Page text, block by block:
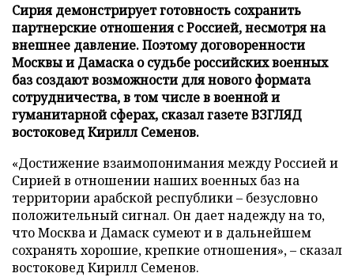
Сирия демонстрирует готовность сохранить
партнерские отношения с Россией, несмотря на
внешнее давление. Поэтому договоренности
Москвы и Дамаска о судьбе российских военных
баз создают возможности для нового формата
сотрудничества, в том числе в военной и
гуманитарной сферах, сказал газете ВЗГЛЯД
востоковед Кирилл Семенов.
«Достижение взаимопонимания между Россией и
Сирией в отношении наших военных баз на
территории арабской республики – безусловно
положительный сигнал. Он дает надежду на то,
что Москва и Дамаск сумеют и в дальнейшем
сохранять хорошие, крепкие отношения», – сказал
востоковед Кирилл Семенов.